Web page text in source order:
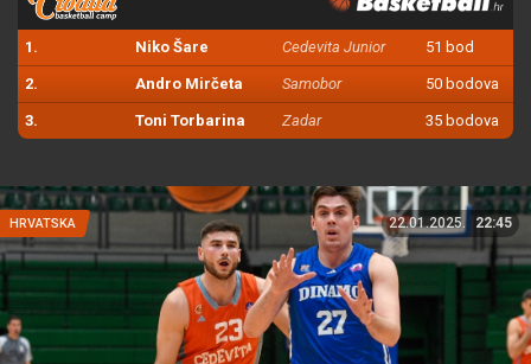
1. Niko Šare Cedevita Junior 51 bod
2. Andro Mirčeta Samobor 50 bodova
3. Toni Torbarina Zadar 35 bodova
HRVATSKA 22.01.2025. 22:45